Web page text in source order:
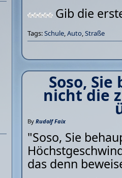
Gib die
Tags:Schule,Auto,Straße
Soso,
nicht die
By Rudolf Faix
"Soso, Sie
das denn